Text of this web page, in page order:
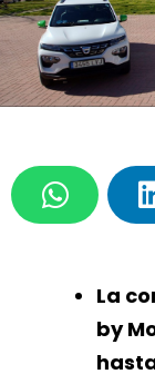
La
by